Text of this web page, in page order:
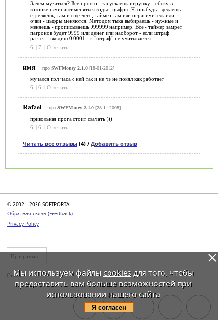
Зачем мучаться? Все просто - запускаешь игрушку - сбоку в
колонке начинают меняться коды - цыфры. Чтонибудь - делаешь -
стреляешь, там и еще чего, таймер там или ограничитель или
очки - цыфры меняются. Методом тыка выбираешь - нужные и
меняешь - прописываешь 999999 например. Все - таймер замрет,
патронов будет 9999 или денег или наоборот - если штраф
растет - вводиш 0,0001 - и "штраф" не учитывается.
6
| 7 | Ответить
имя про SWFMoney 2.1.0[18-01-2012]
мучался пол часа с ней так и не че не понял как работает
6
6 Ответить
Rafael про SWFMoney 2.1.0[28-11-2008]
прикольная прога стоит скачать )))
6
| 6 | Ответить
Читать все отзывы(4) / Добавить отзыв
© 2002—2026 SOFTPORTAL
Обратная связь (Feedback)
Privacy Policy
Программы
Статьи
Мы используем файлы cookiesдля того, чтобы
предоставить вам больше возможностей при
использовании нашего сайта